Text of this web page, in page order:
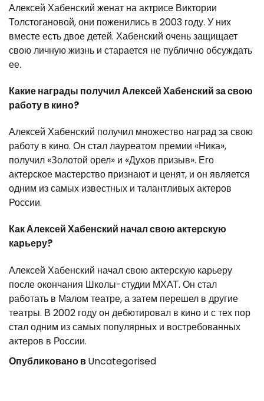
Алексей Хабенский женат на актрисе Виктории
Толстогановой, они поженились в 2003 году. У них
вместе есть двое детей. Хабенский очень защищает
свою личную жизнь и старается не публично обсуждать
ее.
Какие награды получил Алексей Хабенский за свою
работу в кино?
Алексей Хабенский получил множество наград за свою
работу в кино. Он стал лауреатом премии «Ника»,
получил «Золотой орел» и «Духов призыв». Его
актерское мастерство признают и ценят, и он является
одним из самых известных и талантливых актеров
России.
Как Алексей Хабенский начал свою актерскую
карьеру?
Алексей Хабенский начал свою актерскую карьеру
после окончания Школы-студии МХАТ. Он стал
работать в Малом театре, а затем перешел в другие
театры. В 2002 году он дебютировал в кино и с тех пор
стал одним из самых популярных и востребованных
актеров в России.
Опубликовано вUncategorised